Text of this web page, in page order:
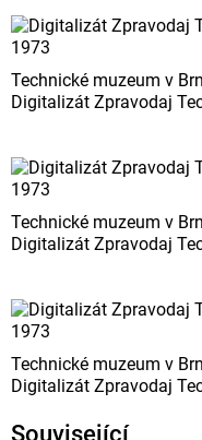
Technické muzeum v
Digitalizát Zpravodaj
Technické muzeum v
Digitalizát Zpravodaj
Technické muzeum v
Digitalizát Zpravodaj
Související